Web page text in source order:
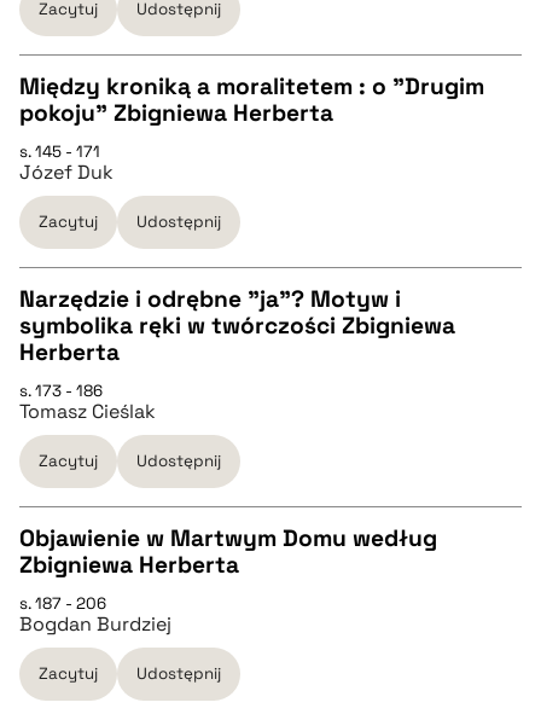
pobierz cytat
BIBTEX
pobierz cytat
Zacytuj Udostępnij
CZYSTY TEKST
pobierz cytat
BIBTEX
pobierz cytat
Między kroniką a moralitetem : o "Drugim
pokoju" Zbigniewa Herberta
s. 145 - 171
Józef Duk
Zacytuj Udostępnij
CZYSTY TEKST
pobierz cytat
BIBTEX
pobierz cytat
Narzędzie i odrębne "ja"? Motyw i
symbolika ręki w twórczości Zbigniewa
Herberta
s. 173 - 186
Tomasz Cieślak
Zacytuj Udostępnij
CZYSTY TEKST
pobierz cytat
Objawienie w Martwym Domu według
Zbigniewa Herberta
s. 187 - 206
Bogdan Burdziej
Zacytuj Udostępnij